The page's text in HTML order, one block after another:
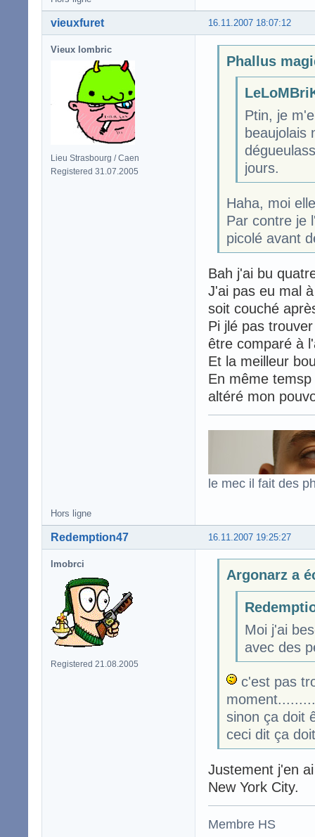
16.11.2007 18:07:12
vieuxfuret
Vieux lombric
Lieu Strasbourg / Caen
Registered 31.07.2005
Phallus
Ptin, je
beaujolais
jours.
Haha, moi
Par contre je
picolé avant
Bah j'ai bu
J'ai pas eu mal
soit couché
Pi jlé pas
être comparé à
Et la meilleur
En même
altéré mon
le mec il fait des
Hors ligne
16.11.2007 19:25:27
Redemption47
lmobrci
Registered 21.08.2005
Argonarz a
Moi j'ai
avec des
c'est pas
moment.........
sinon ça doit
ceci dit ça
Justement j'en
New York City.
Membre HS